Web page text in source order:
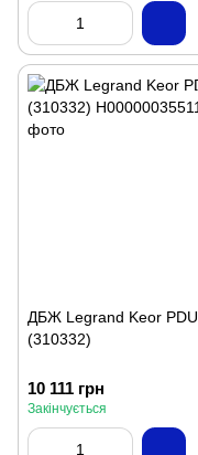
ДБЖ Legrand Keor PDU
(310332)
10 111 грн
Закінчується